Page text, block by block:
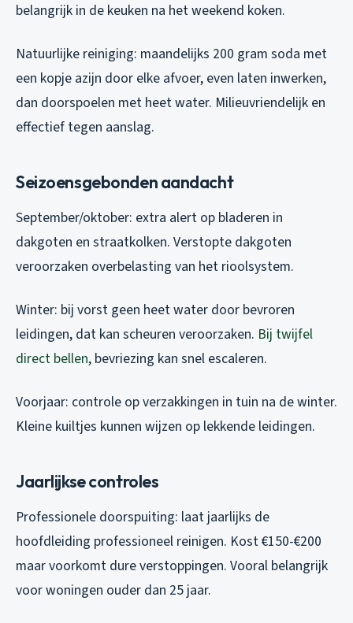
belangrijk in de keuken na het weekend koken.
Natuurlijke reiniging: maandelijks 200 gram soda met
een kopje azijn door elke afvoer, even laten inwerken,
dan doorspoelen met heet water. Milieuvriendelijk en
effectief tegen aanslag.
Seizoensgebonden aandacht
September/oktober: extra alert op bladeren in
dakgoten en straatkolken. Verstopte dakgoten
veroorzaken overbelasting van het rioolsystem.
Winter: bij vorst geen heet water door bevroren
leidingen, dat kan scheuren veroorzaken. Bij twijfel
direct bellen, bevriezing kan snel escaleren.
Voorjaar: controle op verzakkingen in tuin na de winter.
Kleine kuiltjes kunnen wijzen op lekkende leidingen.
Jaarlijkse controles
Professionele doorspuiting: laat jaarlijks de
hoofdleiding professioneel reinigen. Kost €150-€200
maar voorkomt dure verstoppingen. Vooral belangrijk
voor woningen ouder dan 25 jaar.